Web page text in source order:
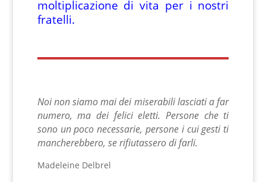
moltiplicazione di vita per i nostri
fratelli.
Noi non siamo mai dei miserabili lasciati a far
numero, ma dei felici eletti. Persone che ti
sono un poco necessarie, persone i cui gesti ti
mancherebbero, se rifiutassero di farli.
Madeleine Delbrel